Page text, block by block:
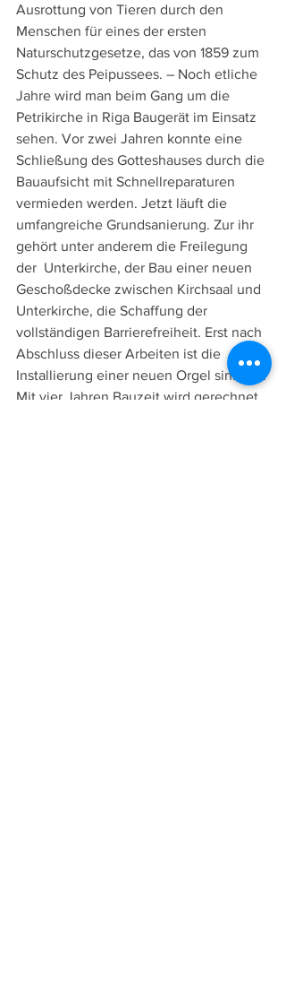
Ausrottung von Tieren durch den
Menschen für eines der ersten
Naturschutzgesetze, das von 1859 zum
Schutz des Peipussees. – Noch etliche
Jahre wird man beim Gang um die
Petrikirche in Riga Baugerät im Einsatz
sehen. Vor zwei Jahren konnte eine
Schließung des Gotteshauses durch die
Bauaufsicht mit Schnellreparaturen
vermieden werden. Jetzt läuft die
umfangreiche Grundsanierung. Zur ihr
gehört unter anderem die Freilegung
der  Unterkirche, der Bau einer neuen
Geschoßdecke zwischen Kirchsaal und
Unterkirche, die Schaffung der
vollständigen Barrierefreiheit. Erst nach
Abschluss dieser Arbeiten ist die
Installierung einer neuen Orgel sinnvoll.
Mit vier Jahren Bauzeit wird gerechnet.